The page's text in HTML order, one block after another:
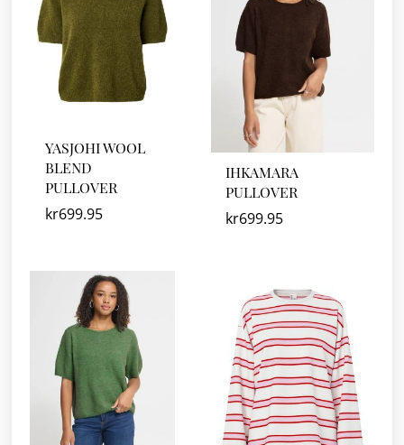
YASJOHI WOOL
BLEND
PULLOVER
kr699.95
IHKAMARA
PULLOVER
kr699.95